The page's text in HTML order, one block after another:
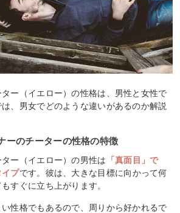
ー（イエロー）の性格は、男性と女性で
、男女でどのような違いがあるのか解説
ーのチーターの性格の特徴
ー（イエロー）の男性は
「真面目」で
イプです。彼は、大きな目標に向かって何
すぐに立ち上がります。
性格でもあるので、周りから好かれるで